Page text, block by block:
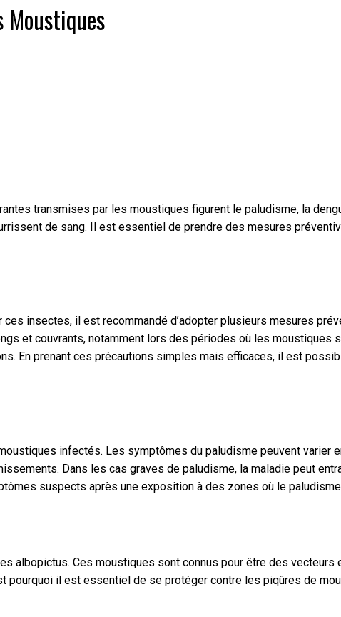
Moustiques
transmises par les moustiques figurent le paludisme, la
de sang. Il est essentiel de prendre des mesures
insectes, il est recommandé d’adopter plusieurs mesures
et couvrants, notamment lors des périodes où les
En prenant ces précautions simples mais efficaces, il est
infectés. Les symptômes du paludisme peuvent
Dans les cas graves de paludisme, la maladie peut
suspects après une exposition à des zones où le
Ces moustiques sont connus pour être des
il est essentiel de se protéger contre les piqûres de